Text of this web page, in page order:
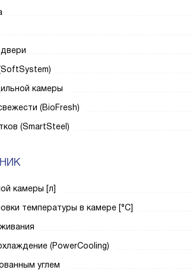
камеры
(BioFresh)
(SmartSteel)
камеры [л]
температуры в камере [°C]
(PowerCooling)
углем